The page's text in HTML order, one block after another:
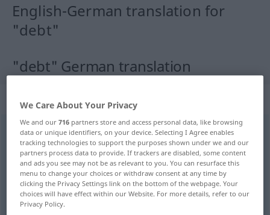
English-German translation for
"debt"
"debt" German translation
„debt“: noun
debt [det]s
Overview of all translations
(For more details, click/tap on the translation)
Schuld Verpflichtung, Obligation
We Care About Your Privacy
We and our716 partners store and access personal data, like browsing
data or unique identifiers, on your device. Selecting I Agree enables
tracking technologies to support the purposes shown under we and our
partners process data to provide. If trackers are disabled, some content
and ads you see may not be as relevant to you. You can resurface this
menu to change your choices or withdraw consent at any time by
clicking the Privacy Settings link on the bottom of the webpage. Your
choices will have effect within our Website. For more details, refer to our
Privacy Policy.